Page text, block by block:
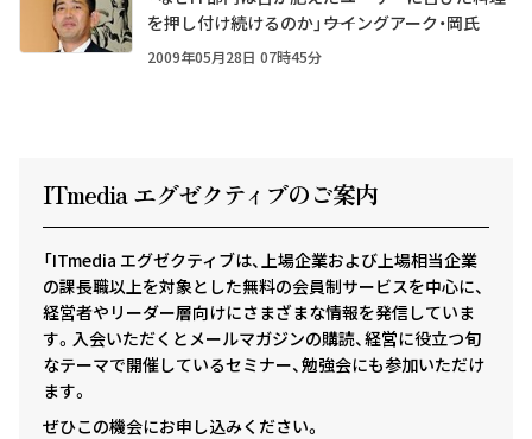
を押し付け続けるのか」――ウイングアーク・岡氏
2009年05月28日 07時45分
ITmedia エグゼクティ ブのご案内
「ITmedia エグゼクティブは、上場企業および上場相当企業
の課長職以上を対象とした無料の会員制サービスを中心に、
経営者やリーダー層向けにさまざまな情報を発信していま
す。入会いただくとメールマガジンの購読、経営に役立つ旬
なテーマで開催しているセミナー、勉強会にも参加いただけ
ます。
ぜひこの機会にお申し込みください。